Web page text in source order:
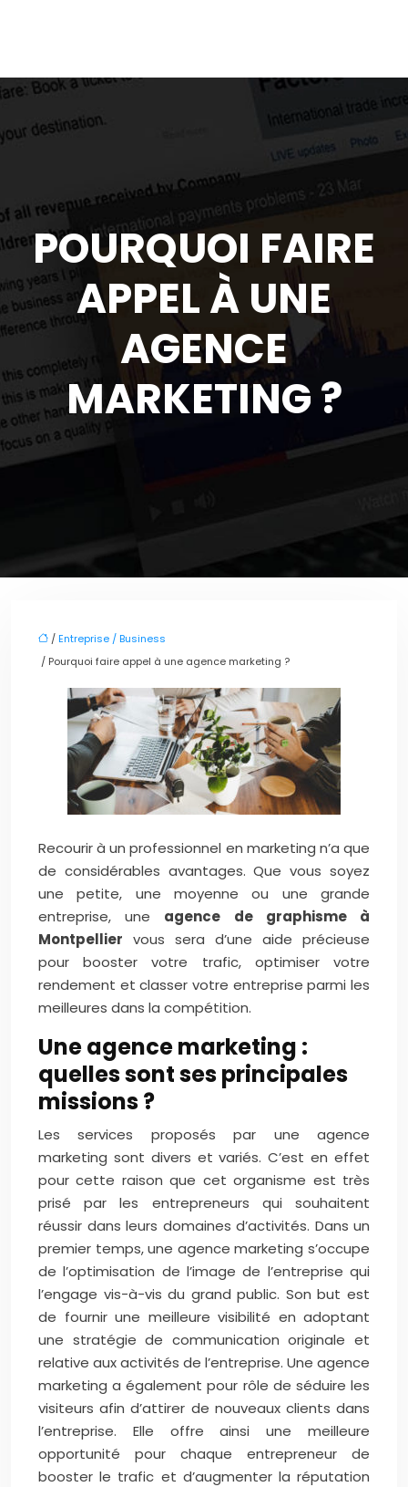
POURQUOI FAIRE
APPEL À UNE
AGENCE
MARKETING ?
/Entreprise / Business
/ Pourquoi faire appel à une agence marketing ?
Recourir à un professionnel en marketing n’a que
de considérables avantages. Que vous soyez
une petite, une moyenne ou une grande
entreprise, une agence de graphisme à
Montpellier vous sera d’une aide précieuse
pour booster votre trafic, optimiser votre
rendement et classer votre entreprise parmi les
meilleures dans la compétition.
Une agence marketing :
quelles sont ses principales
missions ?
Les services proposés par une agence
marketing sont divers et variés. C’est en effet
pour cette raison que cet organisme est très
prisé par les entrepreneurs qui souhaitent
réussir dans leurs domaines d’activités. Dans un
premier temps, une agence marketing s’occupe
de l’optimisation de l’image de l’entreprise qui
l’engage vis-à-vis du grand public. Son but est
de fournir une meilleure visibilité en adoptant
une stratégie de communication originale et
relative aux activités de l’entreprise. Une agence
marketing a également pour rôle de séduire les
visiteurs afin d’attirer de nouveaux clients dans
l’entreprise. Elle offre ainsi une meilleure
opportunité pour chaque entrepreneur de
booster le trafic et d’augmenter la réputation